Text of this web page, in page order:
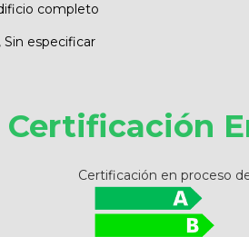
completo
Sin especificar
Certificación
Certificación en proceso